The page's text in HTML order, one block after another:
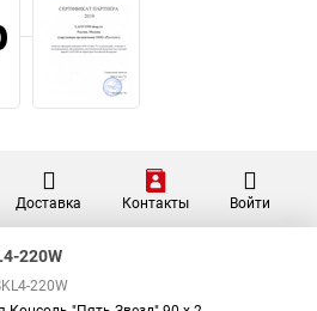
Доставка Контакты Войти
220W
220W